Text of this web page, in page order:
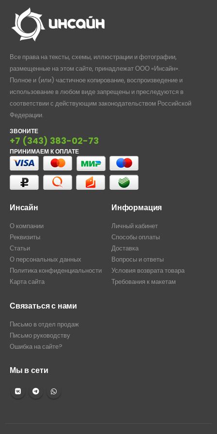
Все права на тексты, схемы, иллюстрации и фотографии,
размещенные на этом сайте, принадлежат ООО «Инсайн».
Полное и (или) частичное копирование, воспроизведение и
использование в любом виде запрещены и преследуются в
соответствии с действующим законодательством Российской
Федерации.
ЗВОНИТЕ
+7 (343) 383-02-73
ПРИНИМАЕМ К ОПЛАТЕ
Инсайн
О компании
Реквизиты
Статьи
О персональных данных
Политика конфиденциальности
Карта сайта
Информация
Личный кабинет
Способы оплаты
Доставка
Вопросы и ответы
Условия возврата товара
Требования к макетам
Связаться с нами
Письмо в отдел продаж
Письмо руководству
Ошибка на сайте?
Мы в сети